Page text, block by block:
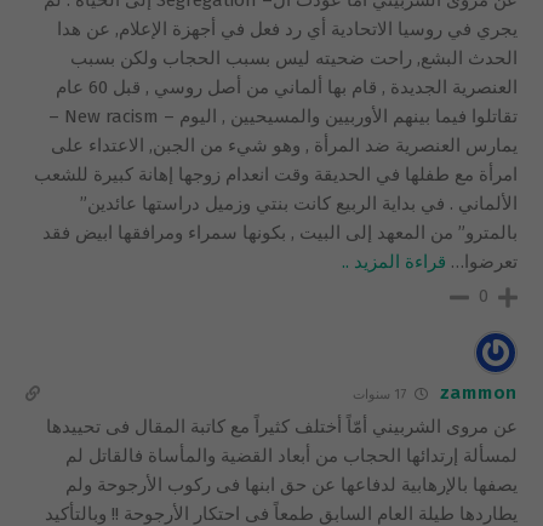
يجري في روسيا الاتحادية أي رد فعل في أجهزة الإعلام, عن هدا
الحدث البشع, راحت ضحيته ليس بسبب الحجاب ولكن بسبب
العنصرية الجديدة , قام بها ألماني من أصل روسي , قبل 60 عام
تقاتلوا فيما بينهم الأوربيين والمسيحيين , اليوم – New racism –
يمارس العنصرية ضد المرأة , وهو شيء من الجبن, الاعتداء على
امرأة مع طفلها في الحديقة وقت انعدام زوجها إهانة كبيرة للشعب
الألماني . في بداية الربيع كانت بنتي وزميل دراستها عائدين”
بالمترو” من المعهد إلى البيت , بكونها سمراء ومرافقها ابيض فقد
تعرضوا… قراءة المزيد ..
0
zammon 17 سنوات
عن مروى الشربيني أمّاً أختلف كثيراً مع كاتبة المقال فى تحييدها
لمسألة إرتدائها الحجاب من أبعاد القضية والمأساة فالقاتل لم
يصفها بالإرهابية لدفاعها عن حق ابنها فى ركوب الأرجوحة ولم
يطاردها طيلة العام السابق طمعاً فى احتكار الأرجوحة !! وبالتأكيد